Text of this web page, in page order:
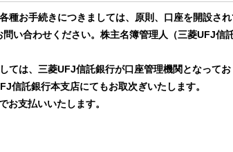
種お手続きにつきましては、原則、口座を開設さ
い合わせください。株主名簿管理人（三菱UFJ信
ては、三菱UFJ信託銀行が口座管理機関となって
信託銀行本支店にてもお取次ぎいたします。
お支払いいたします。